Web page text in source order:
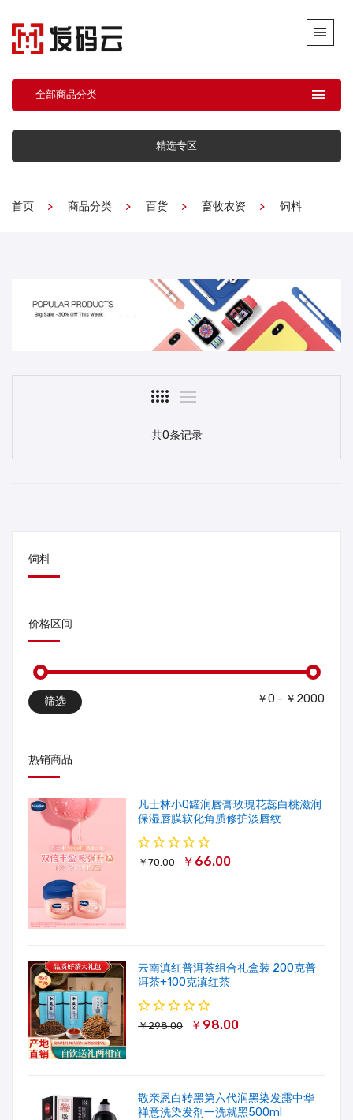
全部商品分类
精选专区
首页 商品分类 百货 畜牧农资 饲料
共0条记录
饲料
价格区间
筛选 ￥0 - ￥2000
热销商品
凡士林小Q罐润唇膏玫瑰花蕊白桃滋润
保湿唇膜软化角质修护淡唇纹
￥70.00 ￥66.00
云南滇红普洱茶组合礼盒装 200克普
洱茶+100克滇红茶
￥298.00 ￥98.00
敬亲恩白转黑第六代润黑染发露中华
禅意洗染发剂一洗就黑500ml